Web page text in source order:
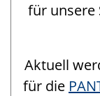
für unsere
Aktuell
für die